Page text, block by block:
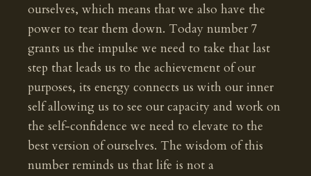
ourselves, which means that we also have the
power to tear them down. Today number 7
grants us the impulse we need to take that last
step that leads us to the achievement of our
purposes, its energy connects us with our inner
self allowing us to see our capacity and work on
the self-confidence we need to elevate to the
best version of ourselves. The wisdom of this
number reminds us that life is not a